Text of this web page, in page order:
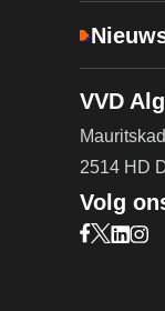
VVD
2514 HD
Volg
Bezoek
Bezoek